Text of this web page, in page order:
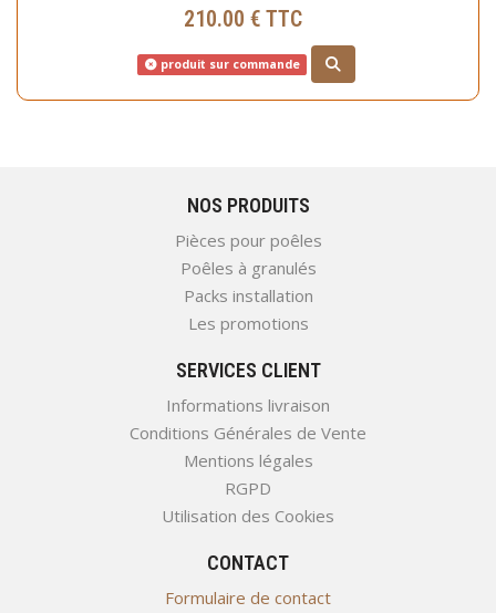
210.00 € TTC
produit sur commande
NOS PRODUITS
Pièces pour poêles
Poêles à granulés
Packs installation
Les promotions
SERVICES CLIENT
Informations livraison
Conditions Générales de Vente
Mentions légales
RGPD
Utilisation des Cookies
CONTACT
Formulaire de contact